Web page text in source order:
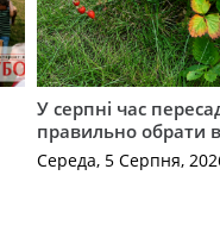
У серпні час
правильно обрати
Середа, 5 Серпня,